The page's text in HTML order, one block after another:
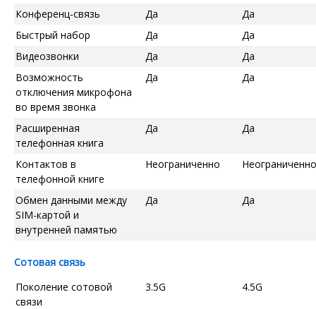
Конференц-связь
Да
Да
Быстрый набор
Да
Да
Видеозвонки
Да
Да
Возможность
отключения микрофона
во время звонка
Да Да
Расширенная
телефонная книга
Да Да
Контактов в
телефонной книге
Неограниченно Неограниченно
Обмен данными между
SIM-картой и
внутренней памятью
Да Да
Сотовая связь
Поколение сотовой
связи
3.5G 4.5G